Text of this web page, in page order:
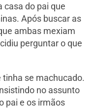
casa do pai que
Após buscar as
ambas mexiam
perguntar o que
se machucado.
no assunto
pai e os irmãos